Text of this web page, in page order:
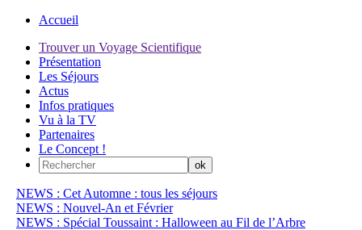
Accueil
Trouver un Voyage Scientifique
Présentation
Les Séjours
Actus
Infos pratiques
Vu à la TV
Partenaires
Le Concept !
NEWS : Cet Automne : tous les séjours
NEWS : Nouvel-An et Février
NEWS : Spécial Toussaint : Halloween au Fil de l’Arbre